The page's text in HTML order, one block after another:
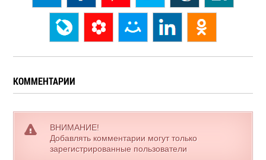
КОММЕНТАРИИ
ВНИМАНИЕ!
Добавлять комментарии могут только
зарегистрированные пользователи